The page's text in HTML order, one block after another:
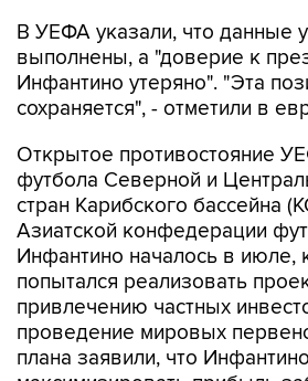
В УЕФА указали, что данные
выполнены, а "доверие к
Инфантино утеряно". "Эта
сохраняется", - отметили в
Открытое противостояние
футбола Северной и
стран Карибского бассейна
Азиатской конфедерации
Инфантино началось в июле,
попытался реализовать
привлечению частных
проведение мировых
плана заявили, что